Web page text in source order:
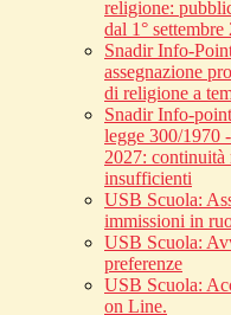
religione:
dal 1° settembre
Snadir Info-
assegnazione
di religione a
Snadir Info-
legge 300/1970
2027: continuità
insufficienti
USB Scuola:
immissioni in
USB Scuola:
preferenze
USB Scuola:
on Line.